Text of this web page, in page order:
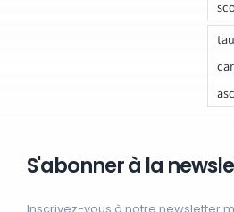
S'abonner à la
Inscrivez-vous à notre newsletter